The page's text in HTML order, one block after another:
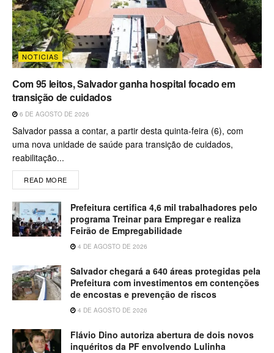
NOTICIAS
Com 95 leitos, Salvador ganha hospital focado em
transição de cuidados
6 DE AGOSTO DE 2026
Salvador passa a contar, a partir desta quinta-feira (6), com
uma nova unidade de saúde para transição de cuidados,
reabilitação...
READ MORE
Prefeitura certifica 4,6 mil trabalhadores pelo
programa Treinar para Empregar e realiza
Feirão de Empregabilidade
4 DE AGOSTO DE 2026
Salvador chegará a 640 áreas protegidas pela
Prefeitura com investimentos em contenções
de encostas e prevenção de riscos
4 DE AGOSTO DE 2026
Flávio Dino autoriza abertura de dois novos
inquéritos da PF envolvendo Lulinha